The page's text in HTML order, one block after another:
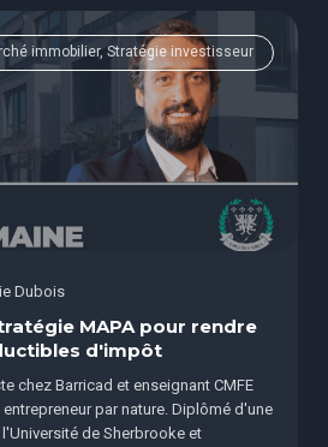
immobilier, Stratégie investisseur
Dubois
MAPA pour rendre
d'impôt
chez Barricad et enseignant CMFE
par nature. Diplômé d'une
de Sherbrooke et